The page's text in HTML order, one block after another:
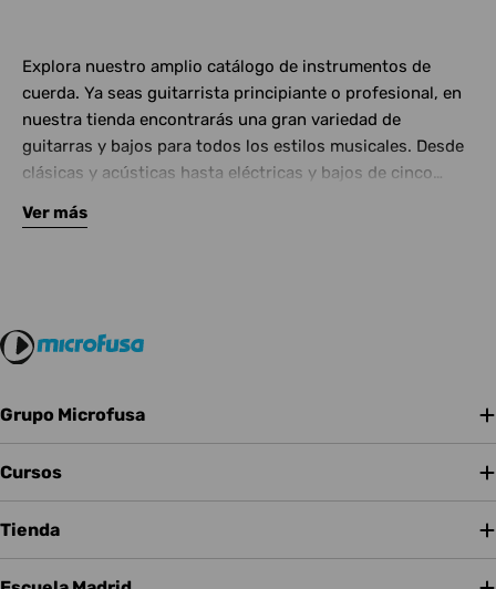
Explora nuestro amplio catálogo de instrumentos de
cuerda. Ya seas guitarrista principiante o profesional, en
nuestra tienda encontrarás una gran variedad de
guitarras y bajos para todos los estilos musicales. Desde
clásicas y acústicas hasta eléctricas y bajos de cinco
Complementa tu instrumento con amplificadores de
Ver más
Grupo Microfusa
Cursos
Tienda